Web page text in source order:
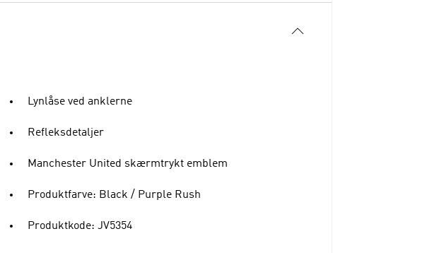
Lynlåse ved anklerne
Refleksdetaljer
Manchester United skærmtrykt emblem
Produktfarve: Black / Purple Rush
Produktkode: JV5354